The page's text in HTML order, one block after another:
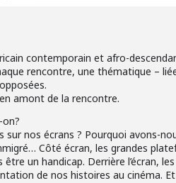
contemporain et afro-
rencontre, une thématique –
amont de la rencontre.
nos écrans ? Pourquoi avons-
Côté écran, les grandes
un handicap. Derrière l’écran,
de nos histoires au cinéma.